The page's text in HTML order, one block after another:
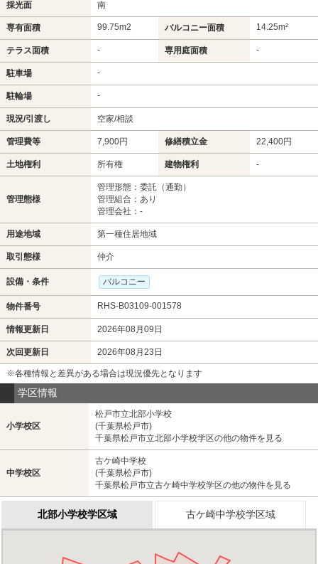
採光面 南
専有面積 99.75m2 バルコニー面積 14.25m²
テラス面積 - 専用庭面積 -
駐車場 -
駐輪場 -
現況/引渡し 空家/相談
管理費等 7,900円 修繕積立金 22,400円
土地権利 所有権 建物権利 -
管理態様
管理形態：委託（通勤）
管理組合：あり
管理会社：-
用途地域 第一種住居地域
取引態様 仲介
設備・条件 バルコニー
物件番号 RHS-B03109-001578
情報更新日 2026年08月09日
次回更新日 2026年08月23日
※各種情報と差異がある場合は現況優先となります
学区情報
小学校区
松戸市立北部小学校
(千葉県松戸市)
千葉県松戸市立北部小学校学区の他の物件を見る
中学校区
古ケ崎中学校
(千葉県松戸市)
千葉県松戸市立古ケ崎中学校学区の他の物件を見る
北部小学校学区域 古ケ崎中学校学区域